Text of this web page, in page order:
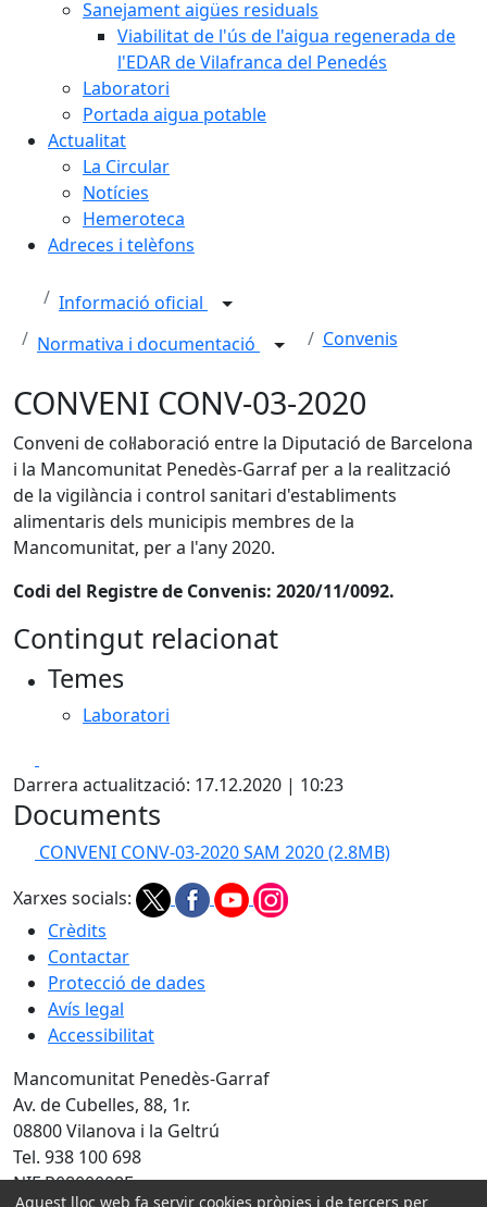
Sanejament aigües residuals
Viabilitat de l'ús de l'aigua regenerada de
l'EDAR de Vilafranca del Penedés
Laboratori
Portada aigua potable
Actualitat
La Circular
Notícies
Hemeroteca
Adreces i telèfons
Informació oficial
Normativa i documentació
Convenis
CONVENI CONV-03-2020
Conveni de col·laboració entre la Diputació de Barcelona
i la Mancomunitat Penedès-Garraf per a la realització
de la vigilància i control sanitari d'establiments
alimentaris dels municipis membres de la
Mancomunitat, per a l'any 2020.
Codi del Registre de Convenis: 2020/11/0092.
Contingut relacionat
Temes
Laboratori
Darrera actualització: 17.12.2020 | 10:23
Documents
CONVENI CONV-03-2020 SAM 2020(2.8MB)
Xarxes socials:
Crèdits
Contactar
Protecció de dades
Avís legal
Accessibilitat
Mancomunitat Penedès-Garraf
Av. de Cubelles, 88, 1r.
08800 Vilanova i la Geltrú
Tel. 938 100 698
NIF P0800008E
Aquest lloc web fa servir cookies pròpies i de tercers per